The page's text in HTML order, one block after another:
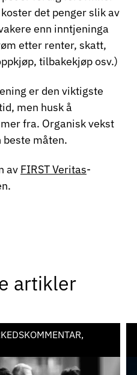
det penger slik av
enn inntjeninga
etter renter, skatt,
tilbakekjøp osv.)
er den viktigste
men husk å
fra. Organisk vekst
måten.
av FIRST Veritas-
artikler